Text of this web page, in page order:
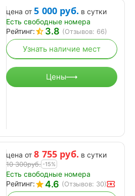
цена от 5 000 руб. в сутки
Есть свободные номера
Рейтинг:
3.8 (Отзывов: 66)
Узнать наличие мест
Цены
цена от 8 755 руб. в сутки
10 300руб. -15%
Есть свободные номера
Рейтинг:
4.6 (Отзывов: 30)